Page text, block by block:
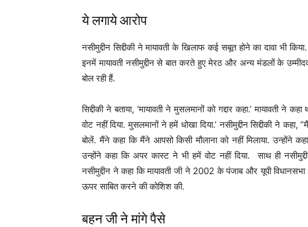
ये लगाये आरोप
नसीमुद्दीन सिद्दीकी ने मायावती के खिलाफ कई सबूत होने का दावा भी
इनमें मायावती नसीमुद्दीन से बात करते हुए मेरठ और अन्य मंडलों के
बोल रही हैं.
सिद्दीकी ने बताया, ‘मायावती ने मुसलमानों को गद्दार कहा.’ मायावती
वोट नहीं दिया. मुसलमानों ने हमें धोखा दिया.’ नसीमुद्दीन सिद्दीकी ने
बोलें. मैंने कहा कि मैंने आपसो किसी मौलाना को नहीं मिलाया. उन्होंने
उन्होंने कहा कि अपर कास्ट ने भी हमें वोट नहीं दिया. साथ ही
नसीमुद्दीन ने कहा कि मायावती जी ने 2002 के पंजाब और यूपी
ऊपर साबित करने की कोशिश की.
बहन जी ने मांगे पैसे